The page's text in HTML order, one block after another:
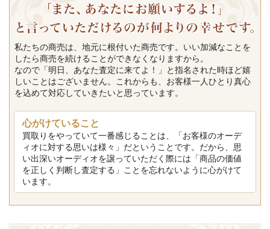
私たちの商売は、地元に根付いた商売です。いい加減なことを
したら商売を続けることができなくなりますから。
なので「明日、あなた査定に来てよ！」と指名された時ほど嬉
しいことはございません。これからも、お客様一人ひとり真心
を込めて対応していきたいと思っています。
心がけていること
買取りをやっていて一番感じることは、「お客様のオーデ
ィオに対する思いは様々」だということです。だから、思
い出深いオーディオを譲っていただく際には「商品の価値
を正しく判断し査定する」ことを忘れないように心がけて
います。